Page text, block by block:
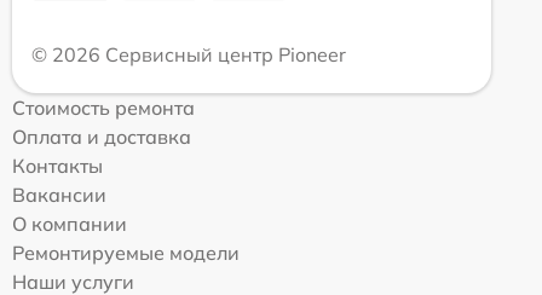
© 2026 Сервисный центр Pioneer
Стоимость ремонта
Оплата и доставка
Контакты
Вакансии
О компании
Ремонтируемые модели
Наши услуги